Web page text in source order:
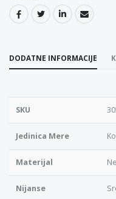
DODATNE INFORMACIJE
SKU
Jedinica Mere
Materijal
Nijanse